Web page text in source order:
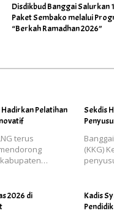
Disdikbud Banggai Salurkan
Paket Sembako melalui
“Berkah Ramadhan 2026”
Pelatihan
terus
Sekdis
(KKG)
2026 di
Kadis